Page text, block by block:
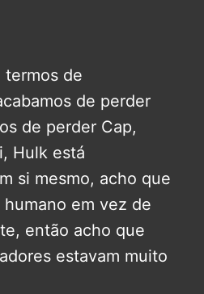
termos de
de perder
de perder Cap,
Hulk está
si mesmo, acho que
em vez de
então acho que
estavam muito